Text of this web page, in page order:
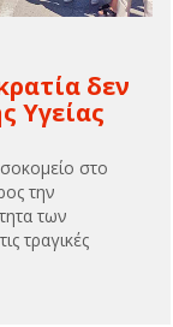
δεν
Υγείας
στο
την
των
τραγικές